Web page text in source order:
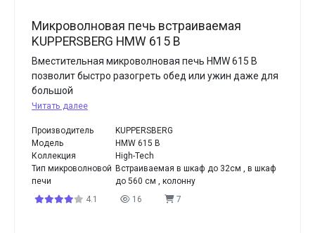
Микроволновая печь встраиваемая
KUPPERSBERG HMW 615 B
Вместительная микроволновая печь HMW 615 B
позволит быстро разогреть обед или ужин даже для
большой
Читать далее
Производитель
KUPPERSBERG
Модель
HMW 615 B
Коллекция
High-Tech
Тип микроволновой
печи
Встраиваемая в шкаф до 32см , в шкаф
до 560 см , колонну
4.1
16 7